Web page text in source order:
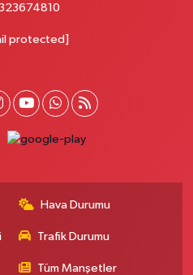
Sokak No:28 A MEVLANA FIRININ
15 A UZMANLAR TIP MERKEZİ
Al
protected]
Hava Durumu
Trafik Durumu
Tüm Manşetler